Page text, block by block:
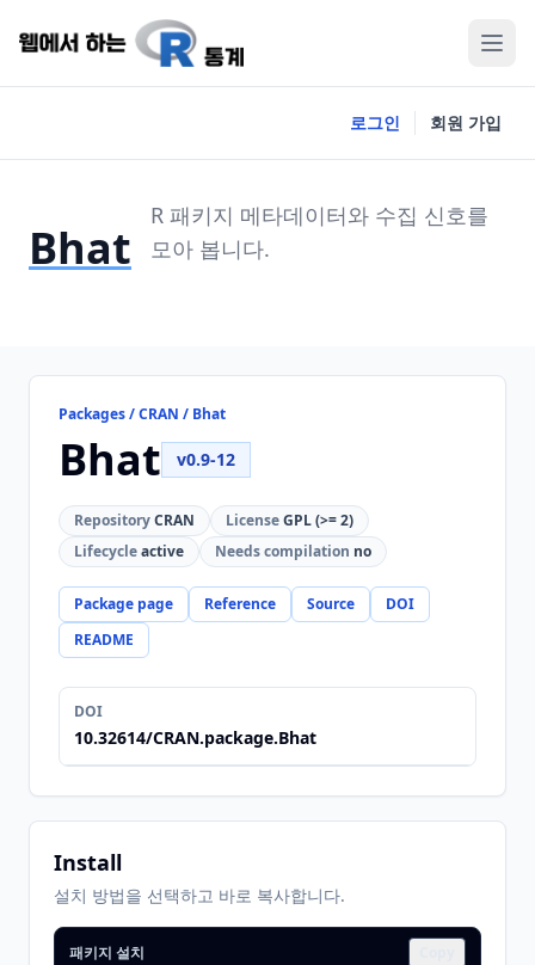
로그인 회원 가입
Bhat
R 패키지 메타데이터와 수집 신호를
모아 봅니다.
Packages / CRAN / Bhat
Bhat v0.9-12
RepositoryCRAN LicenseGPL (>= 2)
Lifecycleactive Needs compilation no
Package page Reference Source
DOI
README
DOI
10.32614/CRAN.package.Bhat
Install
설치 방법을 선택하고 바로 복사합니다.
패키지 설치